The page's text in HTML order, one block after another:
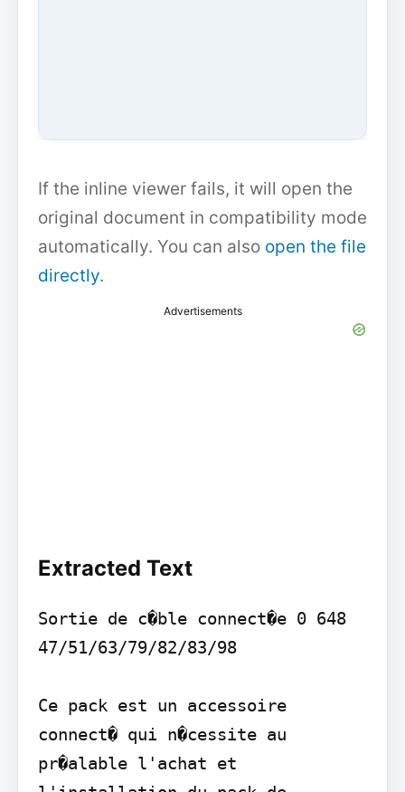
If the inline viewer fails, it will open the
original document in compatibility mode
automatically. You can also open the file
directly.
Advertisements
Extracted Text
Sortie de c�ble connect�e 0 648
47/51/63/79/82/83/98
Ce pack est un accessoire
connect� qui n�cessite au
pr�alable l'achat et